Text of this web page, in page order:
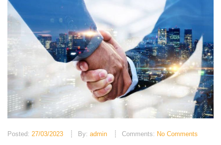
Posted: 27/03/2023 By: admin Comments: No Comments